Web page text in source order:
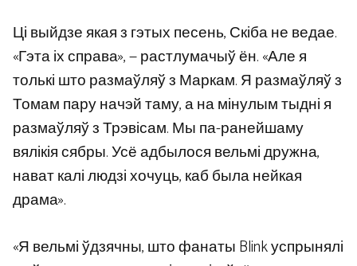
Ці выйдзе якая з гэтых песень, Скіба не ведае.
«Гэта іх справа», — растлумачыў ён. «Але я
толькі што размаўляў з Маркам. Я размаўляў з
Томам пару начэй таму, а на мінулым тыдні я
размаўляў з Трэвісам. Мы па-ранейшаму
вялікія сябры. Усё адбылося вельмі дружна,
нават калі людзі хочуць, каб была нейкая
драма».
«Я вельмі ўдзячны, што фанаты Blink успрынялі